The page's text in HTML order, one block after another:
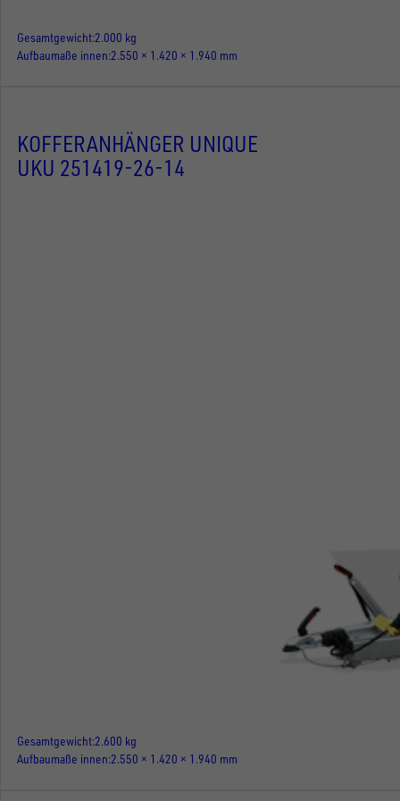
Gesamtgewicht 2.000 kg
Aufbaumaße innen 2.550 × 1.420 × 1.940 mm
KOFFERANHÄNGER UNIQUE
UKU 251419-26-14
Gesamtgewicht 2.600 kg
Aufbaumaße innen 2.550 × 1.420 × 1.940 mm